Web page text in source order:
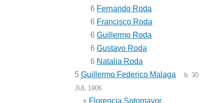
6 Fernando Roda
6 Francisco Roda
6 Guillermo Roda
6 Gustavo Roda
6 Natalia Roda
5 Guillermo Federico Malaga b:30
JUL 1906
+ Florencia Sotomayor